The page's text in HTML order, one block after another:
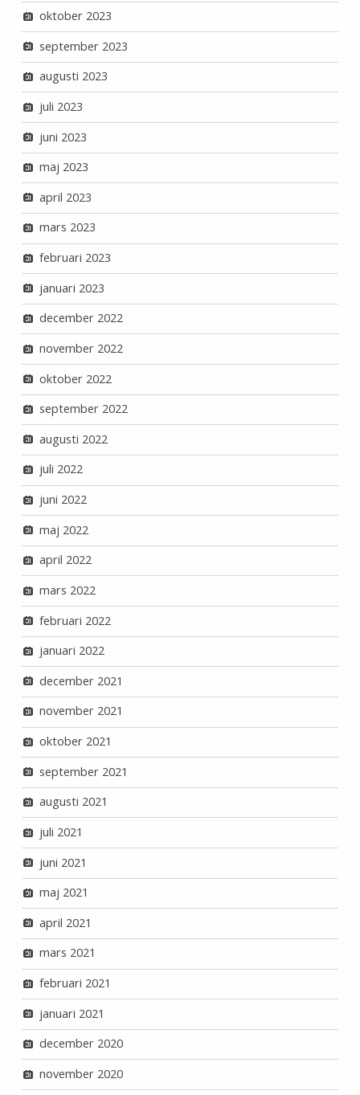
oktober 2023
september 2023
augusti 2023
juli 2023
juni 2023
maj 2023
april 2023
mars 2023
februari 2023
januari 2023
december 2022
november 2022
oktober 2022
september 2022
augusti 2022
juli 2022
juni 2022
maj 2022
april 2022
mars 2022
februari 2022
januari 2022
december 2021
november 2021
oktober 2021
september 2021
augusti 2021
juli 2021
juni 2021
maj 2021
april 2021
mars 2021
februari 2021
januari 2021
december 2020
november 2020